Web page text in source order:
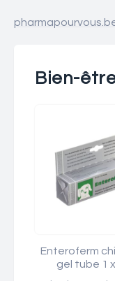
Bien-
Enteroferm
gel tube 1 x